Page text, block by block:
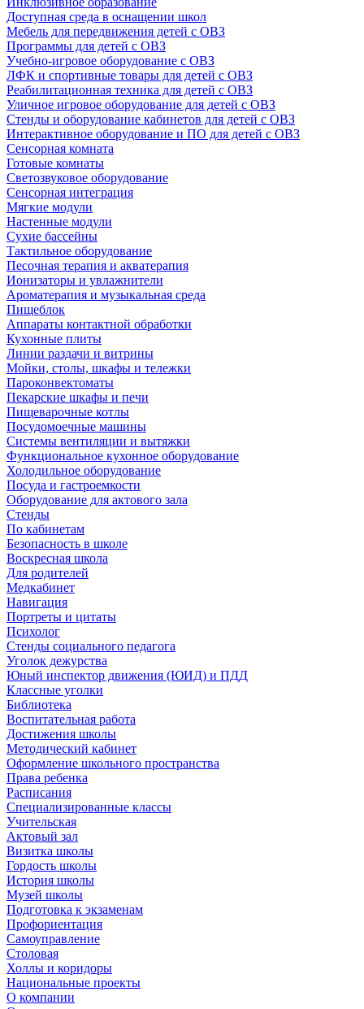
Доступная среда в оснащении школ
Мебель для передвижения детей с ОВЗ
Программы для детей с ОВЗ
Учебно-игровое оборудование с ОВЗ
ЛФК и спортивные товары для детей с ОВЗ
Реабилитационная техника для детей с ОВЗ
Уличное игровое оборудование для детей с ОВЗ
Стенды и оборудование кабинетов для детей с ОВЗ
Интерактивное оборудование и ПО для детей с ОВЗ
Сенсорная комната
Готовые комнаты
Светозвуковое оборудование
Сенсорная интеграция
Мягкие модули
Настенные модули
Сухие бассейны
Тактильное оборудование
Песочная терапия и акватерапия
Ионизаторы и увлажнители
Ароматерапия и музыкальная среда
Пищеблок
Аппараты контактной обработки
Кухонные плиты
Линии раздачи и витрины
Мойки, столы, шкафы и тележки
Пароконвектоматы
Пекарские шкафы и печи
Пищеварочные котлы
Посудомоечные машины
Системы вентиляции и вытяжки
Функциональное кухонное оборудование
Холодильное оборудование
Посуда и гастроемкости
Оборудование для актового зала
Стенды
По кабинетам
Безопасность в школе
Воскресная школа
Для родителей
Медкабинет
Навигация
Портреты и цитаты
Психолог
Стенды социального педагога
Уголок дежурства
Юный инспектор движения (ЮИД) и ПДД
Классные уголки
Библиотека
Воспитательная работа
Достижения школы
Методический кабинет
Оформление школьного пространства
Права ребенка
Расписания
Специализированные классы
Учительская
Актовый зал
Визитка школы
Гордость школы
История школы
Музей школы
Подготовка к экзаменам
Профориентация
Самоуправление
Столовая
Холлы и коридоры
Национальные проекты
О компании